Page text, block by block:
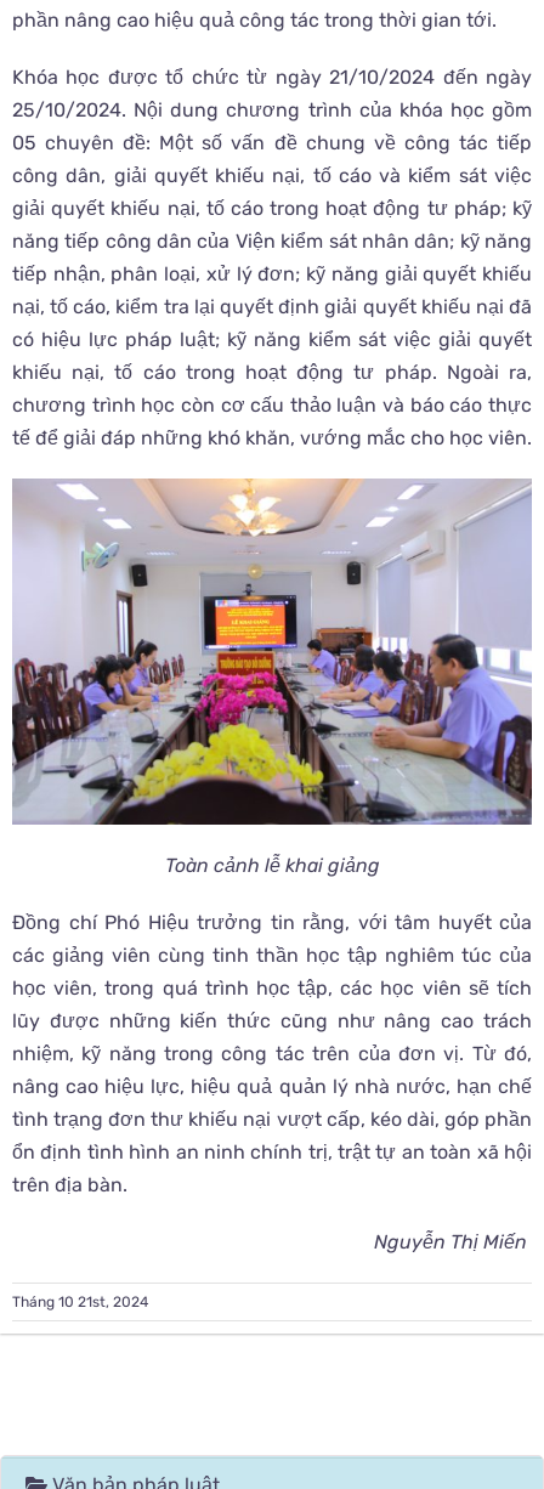
phần nâng cao hiệu quả công tác trong thời gian tới.
Khóa học được tổ chức từ ngày 21/10/2024 đến ngày
25/10/2024. Nội dung chương trình của khóa học gồm
05 chuyên đề: Một số vấn đề chung về công tác tiếp
công dân, giải quyết khiếu nại, tố cáo và kiểm sát việc
giải quyết khiếu nại, tố cáo trong hoạt động tư pháp; kỹ
năng tiếp công dân của Viện kiểm sát nhân dân; kỹ năng
tiếp nhận, phân loại, xử lý đơn; kỹ năng giải quyết khiếu
nại, tố cáo, kiểm tra lại quyết định giải quyết khiếu nại đã
có hiệu lực pháp luật; kỹ năng kiểm sát việc giải quyết
khiếu nại, tố cáo trong hoạt động tư pháp. Ngoài ra,
chương trình học còn cơ cấu thảo luận và báo cáo thực
tế để giải đáp những khó khăn, vướng mắc cho học viên.
Toàn cảnh lễ khai giảng
Đồng chí Phó Hiệu trưởng tin rằng, với tâm huyết của
các giảng viên cùng tinh thần học tập nghiêm túc của
học viên, trong quá trình học tập, các học viên sẽ tích
lũy được những kiến thức cũng như nâng cao trách
nhiệm, kỹ năng trong công tác trên của đơn vị. Từ đó,
nâng cao hiệu lực, hiệu quả quản lý nhà nước, hạn chế
tình trạng đơn thư khiếu nại vượt cấp, kéo dài, góp phần
ổn định tình hình an ninh chính trị, trật tự an toàn xã hội
trên địa bàn.
Nguyễn Thị Miến
Tháng 10 21st, 2024